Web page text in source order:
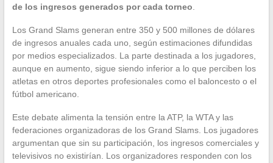
de los ingresos generados por cada torneo.
Los Grand Slams generan entre 350 y 500 millones de dólares
de ingresos anuales cada uno, según estimaciones difundidas
por medios especializados. La parte destinada a los jugadores,
aunque en aumento, sigue siendo inferior a lo que perciben los
atletas en otros deportes profesionales como el baloncesto o el
fútbol americano.
Este debate alimenta la tensión entre la ATP, la WTA y las
federaciones organizadoras de los Grand Slams. Los jugadores
argumentan que sin su participación, los ingresos comerciales y
televisivos no existirían. Los organizadores responden con los